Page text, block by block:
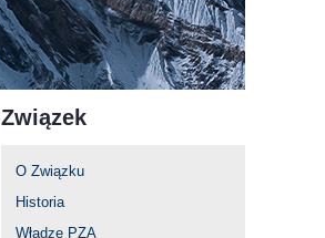
Związek
O Związku
Historia
Władze PZA